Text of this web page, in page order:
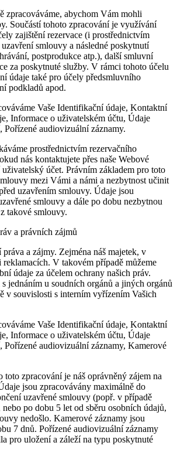
zpracováváme, abychom Vám mohli
Součástí tohoto zpracování je využívání
zajištění rezervace (i prostřednictvím
smlouvy a následné poskytnutí
postprodukce atp.), další smluvní
za poskytnuté služby. V rámci tohoto účelu
údaje také pro účely předsmluvního
podkladů apod.
Vaše Identifikační údaje, Kontaktní
Informace o uživatelském účtu, Údaje
Pořízené audiovizuální záznamy.
prostřednictvím rezervačního
nás kontaktujete přes naše Webové
účet. Právním základem pro toto
mezi Vámi a námi a nezbytnost učinit
uzavřením smlouvy. Údaje jsou
smlouvy a dále po dobu nezbytnou
takové smlouvy.
a právních zájmů
a zájmy. Zejména náš majetek, v
V takovém případě můžeme
údaje za účelem ochrany našich práv.
jednáním u soudních orgánů a jiných orgánů
v souvislosti s interním vyřízením Vašich
Vaše Identifikační údaje, Kontaktní
Informace o uživatelském účtu, Údaje
Pořízené audiovizuální záznamy, Kamerové
toto zpracování je náš oprávněný zájem na
jsou zpracovávány maximálně do
uzavřené smlouvy (popř. v případě
po dobu 5 let od sběru osobních údajů,
nedošlo. Kamerové záznamy jsou
7 dnů. Pořízené audiovizuální záznamy
pro uložení a záleží na typu poskytnuté